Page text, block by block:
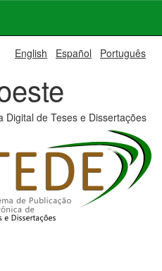
English Español Português
Digital de Teses e Dissertações